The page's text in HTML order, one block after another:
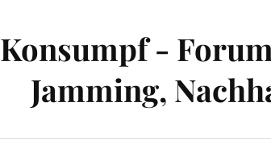
Konsumpf -
Jamming,